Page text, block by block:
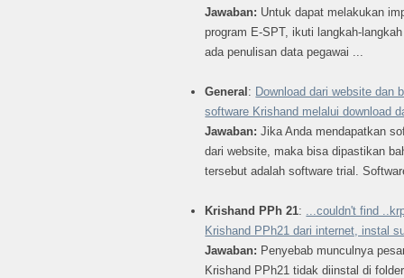
Jawaban: Untuk dapat melakukan
program E-SPT, ikuti langkah-
ada penulisan data pegawai ...
General: Download dari website dan
software Krishand melalui download
Jawaban:Jika Anda mendapatkan
dari website, maka bisa dipastikan
tersebut adalah software trial.
Krishand PPh 21:
...couldn't find
Krishand PPh21 dari internet, instal
Jawaban: Penyebab munculnya
Krishand PPh21 tidak diinstal di